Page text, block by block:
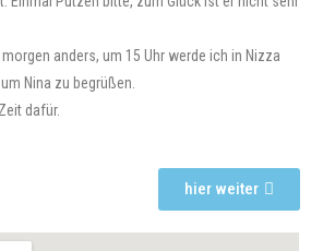
anders, um 15 Uhr werde ich in Nizza
Nina zu begrüßen.
dafür.
hier weiter